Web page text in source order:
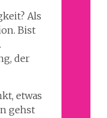
Als
Bist
der
etwas
gehst